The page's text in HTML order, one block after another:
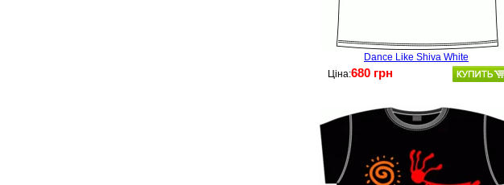
Dance Like Shiva White
Ціна:680 грн